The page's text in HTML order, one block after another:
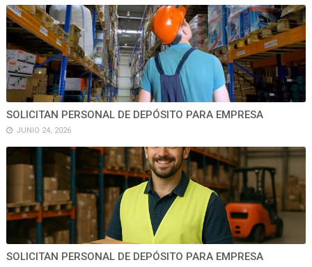
SOLICITAN PERSONAL DE DEPÓSITO PARA EMPRESA
JUNIO 24, 2026
SOLICITAN PERSONAL DE DEPÓSITO PARA EMPRESA